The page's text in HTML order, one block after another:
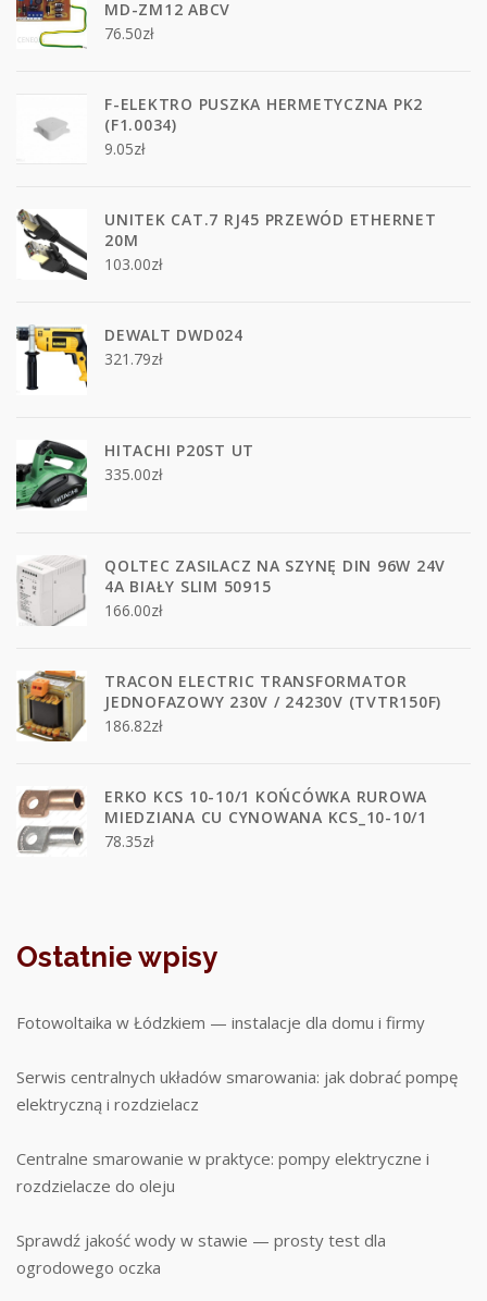
MD-ZM12 ABCV
76.50zł
F-ELEKTRO PUSZKA HERMETYCZNA PK2
(F1.0034)
9.05zł
UNITEK CAT.7 RJ45 PRZEWÓD ETHERNET
20M
103.00zł
DEWALT DWD024
321.79zł
HITACHI P20ST UT
335.00zł
QOLTEC ZASILACZ NA SZYNĘ DIN 96W 24V
4A BIAŁY SLIM 50915
166.00zł
TRACON ELECTRIC TRANSFORMATOR
JEDNOFAZOWY 230V / 24230V (TVTR150F)
186.82zł
ERKO KCS 10-10/1 KOŃCÓWKA RUROWA
MIEDZIANA CU CYNOWANA KCS_10-10/1
78.35zł
Ostatnie wpisy
Fotowoltaika w Łódzkiem — instalacje dla domu i firmy
Serwis centralnych układów smarowania: jak dobrać pompę
elektryczną i rozdzielacz
Centralne smarowanie w praktyce: pompy elektryczne i
rozdzielacze do oleju
Sprawdź jakość wody w stawie — prosty test dla
ogrodowego oczka